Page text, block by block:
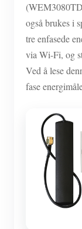
også brukes i
tre enfasede
via Wi-Fi, og
Ved å lese
fase